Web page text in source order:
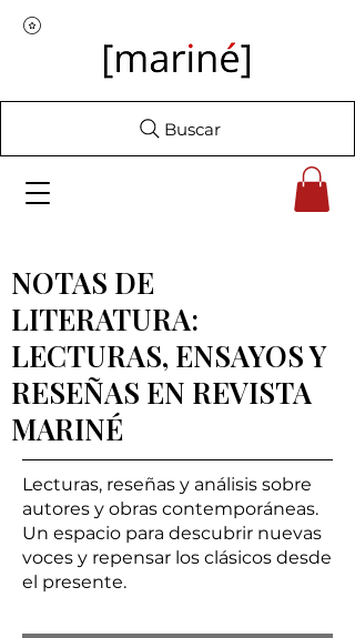
Buscar
NOTAS DE
LITERATURA:
LECTURAS, ENSAYOS Y
RESEÑAS EN REVISTA
MARINÉ
Lecturas, reseñas y análisis sobre
autores y obras contemporáneas.
Un espacio para descubrir nuevas
voces y repensar los clásicos desde
el presente.